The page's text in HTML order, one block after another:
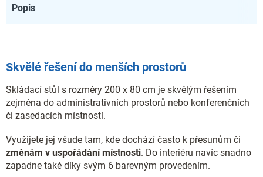
Popis
Skvělé řešení do menších prostorů
Skládací stůl s rozměry 200 x 80 cm je skvělým řešením
zejména do administrativních prostorů nebo konferenčních
či zasedacích místností.
Využijete jej všude tam, kde dochází často k přesunům či
změnám v uspořádání místnosti. Do interiéru navíc snadno
zapadne také díky svým 6 barevným provedením.